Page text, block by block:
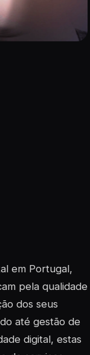
em Portugal,
pela qualidade
dos seus
até gestão de
digital, estas